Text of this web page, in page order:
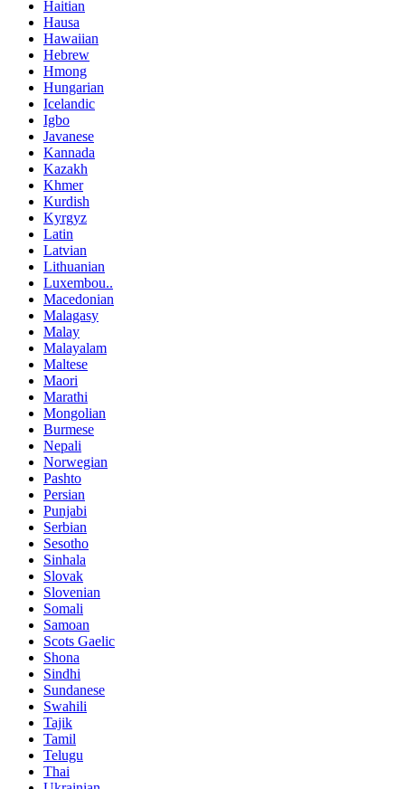
Haitian
Hausa
Hawaiian
Hebrew
Hmong
Hungarian
Icelandic
Igbo
Javanese
Kannada
Kazakh
Khmer
Kurdish
Kyrgyz
Latin
Latvian
Lithuanian
Luxembou..
Macedonian
Malagasy
Malay
Malayalam
Maltese
Maori
Marathi
Mongolian
Burmese
Nepali
Norwegian
Pashto
Persian
Punjabi
Serbian
Sesotho
Sinhala
Slovak
Slovenian
Somali
Samoan
Scots Gaelic
Shona
Sindhi
Sundanese
Swahili
Tajik
Tamil
Telugu
Thai